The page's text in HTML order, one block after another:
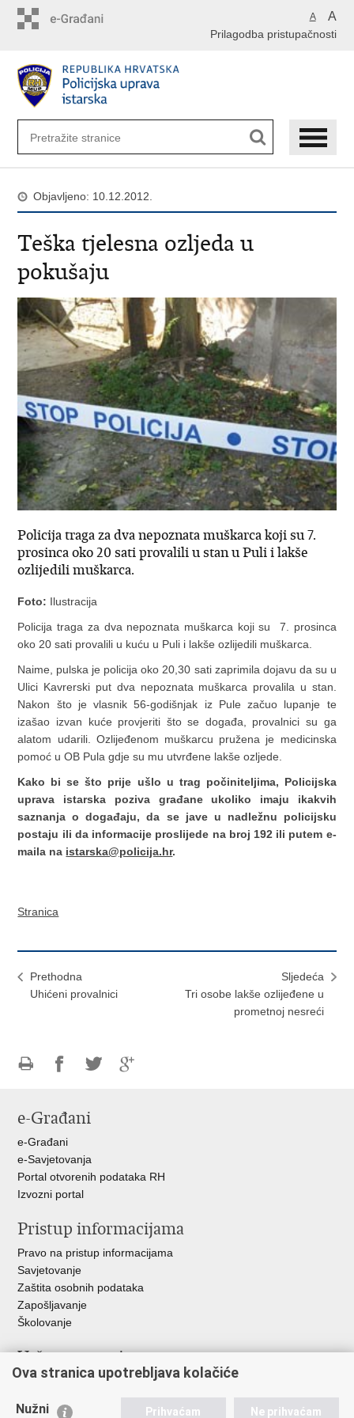
A A
Prilagodba pristupačnosti
Objavljeno: 10.12.2012.
Teška tjelesna ozljeda u
pokušaju
Policija traga za dva nepoznata muškarca koji su 7.
prosinca oko 20 sati provalili u stan u Puli i lakše
ozlijedili muškarca.
Foto: Ilustracija
Policija traga za dva nepoznata muškarca koji su 7. prosinca
oko 20 sati provalili u kuću u Puli i lakše ozlijedili muškarca.
Naime, pulska je policija oko 20,30 sati zaprimila dojavu da su u
Ulici Kavrerski put dva nepoznata muškarca provalila u stan.
Nakon što je vlasnik 56-godišnjak iz Pule začuo lupanje te
izašao izvan kuće provjeriti što se događa, provalnici su ga
alatom udarili. Ozlijeđenom muškarcu pružena je medicinska
pomoć u OB Pula gdje su mu utvrđene lakše ozljede.
Kako bi se što prije ušlo u trag počiniteljima, Policijska
uprava istarska poziva građane ukoliko imaju ikakvih
saznanja o događaju, da se jave u nadležnu policijsku
postaju ili da informacije proslijede na broj 192 ili putem e-
maila na istarska@policija.hr.
Stranica
Prethodna
Uhićeni provalnici
Sljedeća
Tri osobe lakše ozlijeđene u
prometnoj nesreći
FacebookuTwitteru
e-Građani
e-Građani
e-Savjetovanja
Portal otvorenih podataka RH
Izvozni portal
Pristup informacijama
Pravo na pristup informacijama
Savjetovanje
Zaštita osobnih podataka
Zapošljavanje
Školovanje
Važne poveznice
Ministarstvo unutarnjih poslova
Udruge
Ova stranica upotrebljava kolačiće
Nužni Prihvaćam Ne prihvaćam